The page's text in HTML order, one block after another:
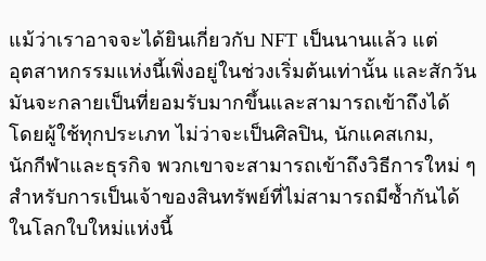
แม้ว่าเราอาจจะได้ยินเกี่ยวกับ NFT เป็นนานแล้ว แต่
อุตสาหกรรมแห่งนี้เพิ่งอยู่ในช่วงเริ่มต้นเท่านั้น และสักวัน
มันจะกลายเป็นที่ยอมรับมากขึ้นและสามารถเข้าถึงได้
โดยผู้ใช้ทุกประเภท ไม่ว่าจะเป็นศิลปิน, นักแคสเกม,
นักกีฬาและธุรกิจ พวกเขาจะสามารถเข้าถึงวิธีการใหม่ ๆ
สำหรับการเป็นเจ้าของสินทรัพย์ที่ไม่สามารถมีซ้ำกันได้
ในโลกใบใหม่แห่งนี้